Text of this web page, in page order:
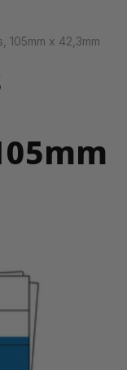
105mm x 42,3mm